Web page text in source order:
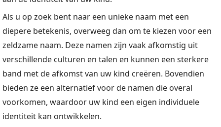
Als u op zoek bent naar een unieke naam met een
diepere betekenis, overweeg dan om te kiezen voor een
zeldzame naam. Deze namen zijn vaak afkomstig uit
verschillende culturen en talen en kunnen een sterkere
band met de afkomst van uw kind creëren. Bovendien
bieden ze een alternatief voor de namen die overal
voorkomen, waardoor uw kind een eigen individuele
identiteit kan ontwikkelen.